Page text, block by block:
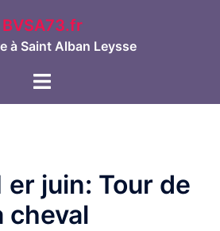
BVSA73.fr
à Saint Alban Leysse
Ouvrir/fermer
er juin: Tour de
cheval